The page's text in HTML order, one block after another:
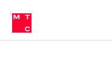
Медиа-центр
и акционерам
Устойчивое развитие
Комплаенс и деловая этика
компании